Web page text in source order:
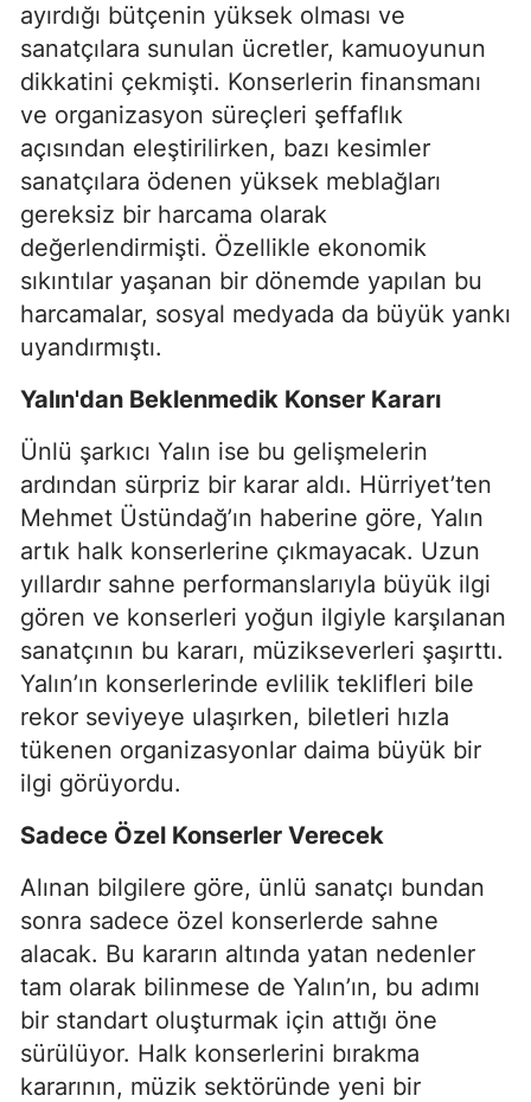
ayırdığı bütçenin yüksek olması ve
sanatçılara sunulan ücretler, kamuoyunun
dikkatini çekmişti. Konserlerin finansmanı
ve organizasyon süreçleri şeffaflık
açısından eleştirilirken, bazı kesimler
sanatçılara ödenen yüksek meblağları
gereksiz bir harcama olarak
değerlendirmişti. Özellikle ekonomik
sıkıntılar yaşanan bir dönemde yapılan bu
harcamalar, sosyal medyada da büyük yankı
uyandırmıştı.
Yalın'dan Beklenmedik Konser Kararı
Ünlü şarkıcı Yalın ise bu gelişmelerin
ardından sürpriz bir karar aldı. Hürriyet’ten
Mehmet Üstündağ’ın haberine göre, Yalın
artık halk konserlerine çıkmayacak. Uzun
yıllardır sahne performanslarıyla büyük ilgi
gören ve konserleri yoğun ilgiyle karşılanan
sanatçının bu kararı, müzikseverleri şaşırttı.
Yalın’ın konserlerinde evlilik teklifleri bile
rekor seviyeye ulaşırken, biletleri hızla
tükenen organizasyonlar daima büyük bir
ilgi görüyordu.
Sadece Özel Konserler Verecek
Alınan bilgilere göre, ünlü sanatçı bundan
sonra sadece özel konserlerde sahne
alacak. Bu kararın altında yatan nedenler
tam olarak bilinmese de Yalın’ın, bu adımı
bir standart oluşturmak için attığı öne
sürülüyor. Halk konserlerini bırakma
kararının, müzik sektöründe yeni bir